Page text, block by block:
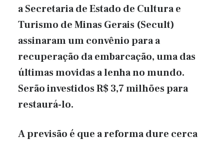
a Secretaria de Estado de Cultura e
Turismo de Minas Gerais (Secult)
assinaram um convênio para a
recuperação da embarcação, uma das
últimas movidas a lenha no mundo.
Serão investidos R$ 3,7 milhões para
restaurá-lo.
A previsão é que a reforma dure cerca